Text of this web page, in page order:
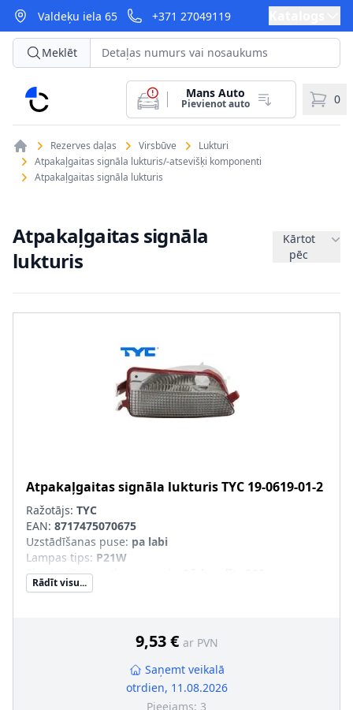
Valdeķu iela 65 +371 27049119
CarParts
Meklēt
Mans Auto
Pievienot auto 0
Rezerves daļas Virsbūve
Lukturi
Atpakaļgaitas signāla lukturis/-atsevišķi komponenti
Atpakaļgaitas signāla lukturis
Atpakaļgaitas signāla
lukturis
Kārtot
pēc
Atpakaļgaitas signāla lukturisTYC 19-0619-01-2
Ražotājs: TYC
EAN: 8717475070675
Uzstādīšanas puse: pa labi
Lampas tips: P21W
Ekspluatācijas atļaujas veids
Papildus artikuls/Papildus informācija
Rādīt visu...
9,53 € ar PVN
Saņemt veikalā
otrdien, 11.08.2026
Pieejams: 3